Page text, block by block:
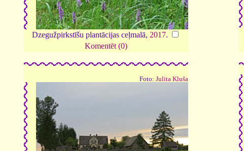
Dzegužpirkstīšu plantācijas ceļmalā, 2017.
Komentēt (0)
Foto: Julita Kluša